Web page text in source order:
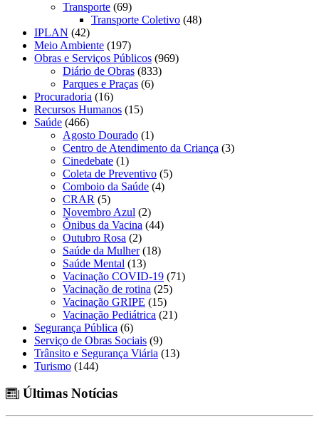
Transporte (69)
Transporte Coletivo (48)
IPLAN (42)
Meio Ambiente (197)
Obras e Serviços Públicos (969)
Diário de Obras (833)
Parques e Praças (6)
Procuradoria (16)
Recursos Humanos (15)
Saúde (466)
Agosto Dourado (1)
Centro de Atendimento da Criança (3)
Cinedebate (1)
Coleta de Preventivo (5)
Comboio da Saúde (4)
CRAR (5)
Novembro Azul (2)
Ônibus da Vacina (44)
Outubro Rosa (2)
Saúde da Mulher(18)
Saúde Mental (13)
Vacinação COVID-19 (71)
Vacinação de rotina (25)
Vacinação GRIPE (15)
Vacinação Pediátrica (21)
Segurança Pública (6)
Serviço de Obras Sociais (9)
Trânsito e Segurança Viária (13)
Turismo (144)
Últimas Notícias